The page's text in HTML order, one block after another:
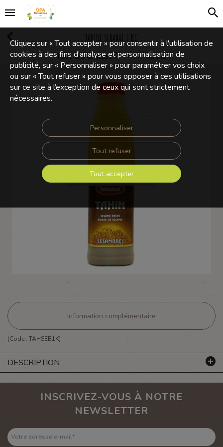
TAHINE SEBAHAT 1 KG
Tous les articles
Olives et Condiments
Tahine
Touchez pour zoomer
Information complémentaire
(Code : TAHSEB1K)
DESCRIPTION
Cliquez sur « Tout accepter » pour consentir à l'utilisation de
cookies à des fins d’analyse et personnalisation de
publicité, sur « Personnaliser » pour paramétrer vos choix
ou sur « Tout refuser » pour vous opposer à ces utilisations
sur ce site à l’exception de ceux qui sont strictement
nécessaires.
Personnaliser
Tout refuser
Tout accepter
INSCRIVEZ-VOUS À NOTRE
NEWSLETTER
Votre adresse e-mail*